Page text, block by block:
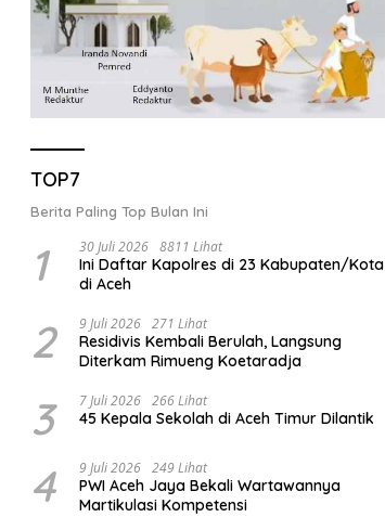
TOP7
Berita Paling Top Bulan Ini
1 30 Juli 2026 8811 Lihat
Ini Daftar Kapolres di 23 Kabupaten/Kota
di Aceh
2 9 Juli 2026 271 Lihat
Residivis Kembali Berulah, Langsung
Diterkam Rimueng Koetaradja
3 7 Juli 2026 266 Lihat
45 Kepala Sekolah di Aceh Timur Dilantik
4 9 Juli 2026 249 Lihat
PWI Aceh Jaya Bekali Wartawannya
Martikulasi Kompetensi